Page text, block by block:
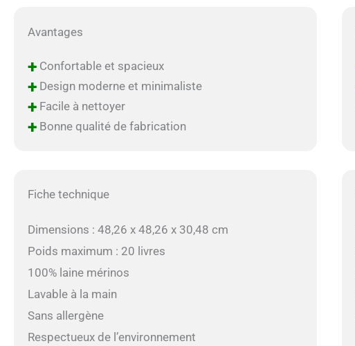
Avantages
+ Confortable et spacieux
+ Design moderne et minimaliste
+ Facile à nettoyer
+ Bonne qualité de fabrication
Fiche technique
Dimensions : 48,26 x 48,26 x 30,48 cm
Poids maximum : 20 livres
100% laine mérinos
Lavable à la main
Sans allergène
Respectueux de l’environnement